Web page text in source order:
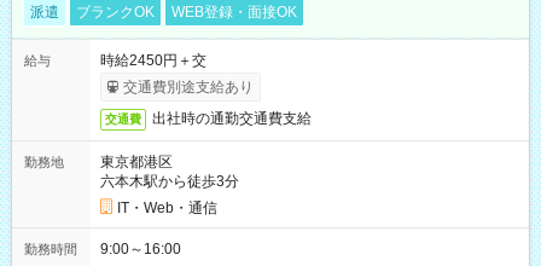
派遣 ブランクOK WEB登録・面接OK
給与
時給2450円＋交
交通費別途支給あり
交通費 出社時の通勤交通費支給
勤務地
東京都港区
六本木駅から徒歩3分
IT・Web・通信
勤務時間 9:00～16:00